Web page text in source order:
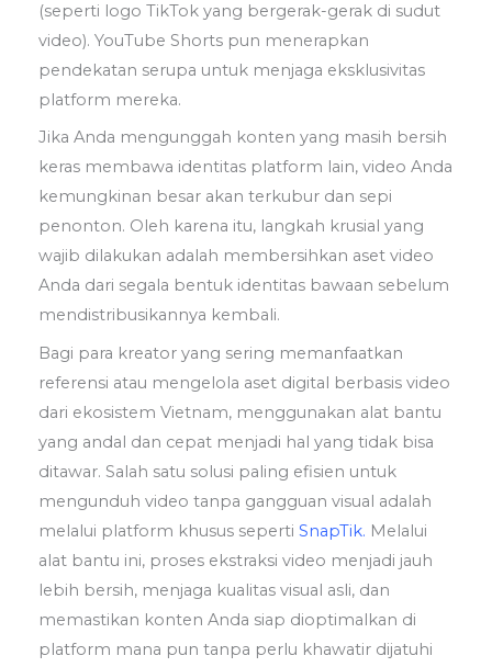
(seperti logo TikTok yang bergerak-gerak di sudut
video). YouTube Shorts pun menerapkan
pendekatan serupa untuk menjaga eksklusivitas
platform mereka.
Jika Anda mengunggah konten yang masih bersih
keras membawa identitas platform lain, video Anda
kemungkinan besar akan terkubur dan sepi
penonton. Oleh karena itu, langkah krusial yang
wajib dilakukan adalah membersihkan aset video
Anda dari segala bentuk identitas bawaan sebelum
mendistribusikannya kembali.
Bagi para kreator yang sering memanfaatkan
referensi atau mengelola aset digital berbasis video
dari ekosistem Vietnam, menggunakan alat bantu
yang andal dan cepat menjadi hal yang tidak bisa
ditawar. Salah satu solusi paling efisien untuk
mengunduh video tanpa gangguan visual adalah
melalui platform khusus seperti SnapTik. Melalui
alat bantu ini, proses ekstraksi video menjadi jauh
lebih bersih, menjaga kualitas visual asli, dan
memastikan konten Anda siap dioptimalkan di
platform mana pun tanpa perlu khawatir dijatuhi